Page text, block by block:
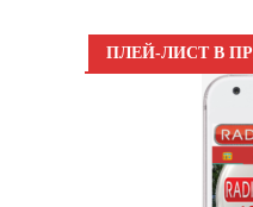
ПЛЕЙ-ЛИСТ В